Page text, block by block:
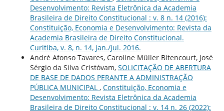
Desenvolvimento: Revista Eletrônica da Academia
Brasileira de Direito Constitucional : v. 8 n. 14 (2016):
Constituição, Economia e Desenvolvimento: Revista da
Academia Brasileira de Direito Constitucional.
Curitiba, v. 8, n. 14, jan./jul. 2016.
André Afonso Tavares, Caroline Müller Bitencourt, José
Sérgio da Silva Cristóvam, SOLICITAÇÃO DE ABERTURA
DE BASE DE DADOS PERANTE A ADMINISTRAÇÃO
PÚBLICA MUNICIPAL , Constituição, Economia e
Desenvolvimento: Revista Eletrônica da Academia
Brasileira de Direito Constitucional : v. 14 n. 26 (2022):